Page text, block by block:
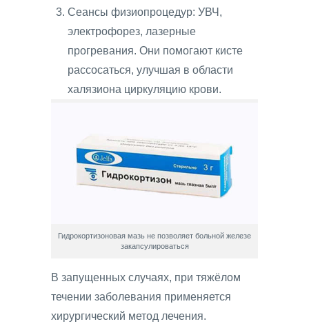
Сеансы физиопроцедур: УВЧ,
электрофорез, лазерные
прогревания. Они помогают кисте
рассосаться, улучшая в области
халязиона циркуляцию крови.
Гидрокортизоновая мазь не позволяет больной железе
закапсулироваться
В запущенных случаях, при тяжёлом
течении заболевания применяется
хирургический метод лечения.